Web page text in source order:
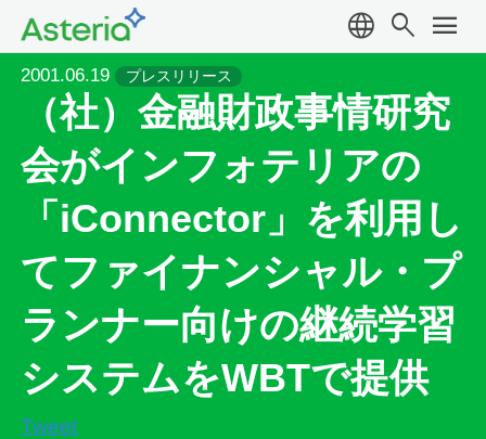
language search menu
2001.06.19 プレスリリース
（社）金融財政事情研究
会がインフォテリアの
「iConnector」を利用し
てファイナンシャル・プ
ランナー向けの継続学習
システムをWBTで提供
Tweet